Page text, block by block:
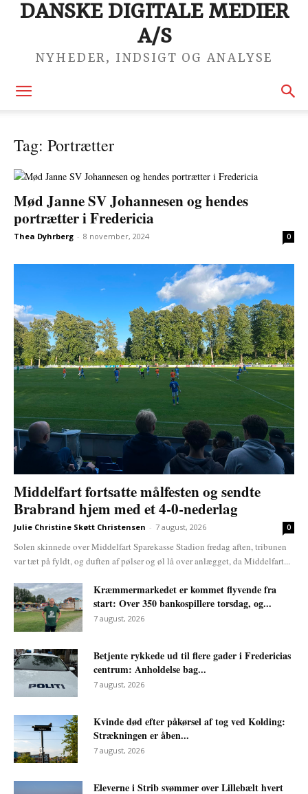
DANSKE DIGITALE MEDIER
A/S
NYHEDER, INDSIGT OG ANALYSE
Tag: Portrætter
Mød Janne SV Johannesen og hendes
portrætter i Fredericia
Thea Dyhrberg - 8 november, 2024 0
Middelfart fortsatte målfesten og sendte
Brabrand hjem med et 4-0-nederlag
Julie Christine Skøtt Christensen - 7 august, 2026 0
Solen skinnede over Middelfart Sparekasse Stadion fredag aften, tribunen
var tæt på fyldt, og duften af pølser og øl lå over anlægget, da Middelfart...
Kræmmermarkedet er kommet flyvende fra
start: Over 350 bankospillere torsdag, og...
7 august, 2026
Betjente rykkede ud til flere gader i Fredericias
centrum: Anholdelse bag...
7 august, 2026
Kvinde død efter påkørsel af tog ved Kolding:
Strækningen er åben...
7 august, 2026
Eleverne i Strib svømmer over Lillebælt hvert